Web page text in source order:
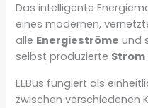
Das intelligente
eines modernen,
alle Energieströme und
selbst produzierte Strom
EEBus fungiert als
zwischen verschiedenen